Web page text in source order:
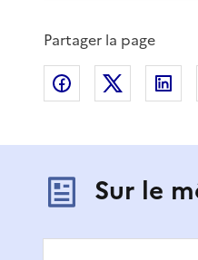
Partager la page
Partager surPartager
Sur le